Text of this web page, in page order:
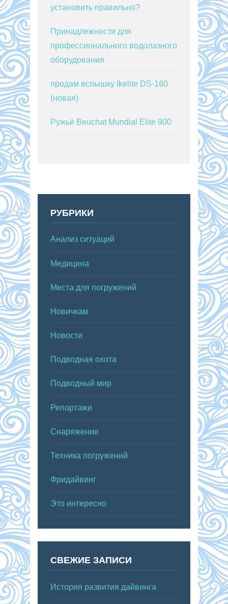
установить правильно?
Принадлежности для
профессионального водолазного
оборудования
продам вспышку Ikelite DS-160
(новая)
Ружьё Beuchat Mundial Elite 900
РУБРИКИ
Анализ ситуаций
Медицина
Места для погружений
Новичкам
Новости
Подводная охота
Подводный мир
Репортажи
Снаряжение
Техника погружений
Фридайвинг
Это интересно
СВЕЖИЕ ЗАПИСИ
История развития дайвинга